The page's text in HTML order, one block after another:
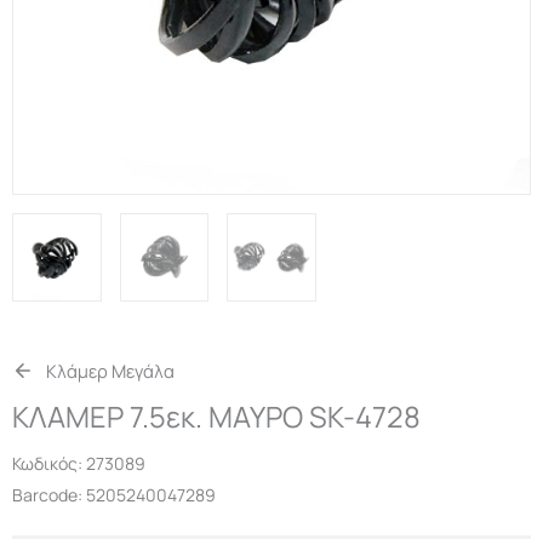
Κλάμερ Μεγάλα
ΚΛΑΜΕΡ 7.5εκ. ΜΑΥΡΟ SK-4728
Κωδικός: 273089
Barcode: 5205240047289